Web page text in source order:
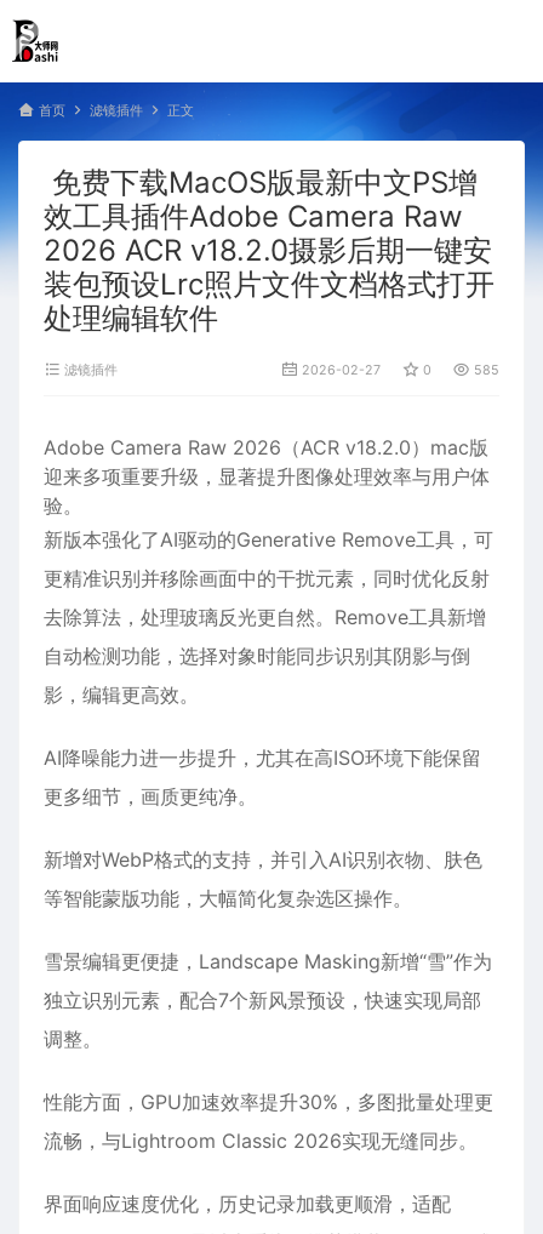
首页 滤镜插件 正文
免费下载MacOS版最新中文PS增
效工具插件Adobe Camera Raw
2026 ACR v18.2.0摄影后期一键安
装包预设Lrc照片文件文档格式打开
处理编辑软件
滤镜插件 2026-02-27 0 585
Adobe Camera Raw 2026（ACR v18.2.0）mac版
迎来多项重要升级，显著提升图像处理效率与用户体
验。
新版本强化了AI驱动的‌Generative Remove工具‌，可
更精准识别并移除画面中的干扰元素，同时优化反射
去除算法，处理玻璃反光更自然。‌Remove工具‌新增
自动检测功能，选择对象时能同步识别其阴影与倒
影，编辑更高效。
AI降噪能力进一步提升，尤其在高ISO环境下能保留
更多细节，画质更纯净。
新增对‌WebP格式‌的支持，并引入AI识别衣物、肤色
等智能蒙版功能，大幅简化复杂选区操作。
雪景编辑更便捷，‌Landscape Masking‌新增“雪”作为
独立识别元素，配合7个新风景预设，快速实现局部
调整。
性能方面，GPU加速效率提升30%，多图批量处理更
流畅，与Lightroom Classic 2026实现无缝同步。
界面响应速度优化，历史记录加载更顺滑，适配